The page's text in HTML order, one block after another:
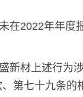
2022年年度报
材上述行为涉
第七十九条